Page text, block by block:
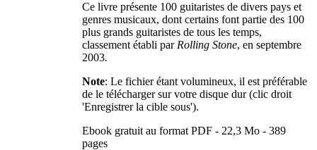
Ce livre présente 100 guitaristes de divers pays et
genres musicaux, dont certains font partie des 100
plus grands guitaristes de tous les temps,
classement établi par Rolling Stone, en septembre
2003.
Note: Le fichier étant volumineux, il est préférable
de le télécharger sur votre disque dur (clic droit
'Enregistrer la cible sous').
Ebook gratuit au format PDF - 22,3 Mo - 389
pages